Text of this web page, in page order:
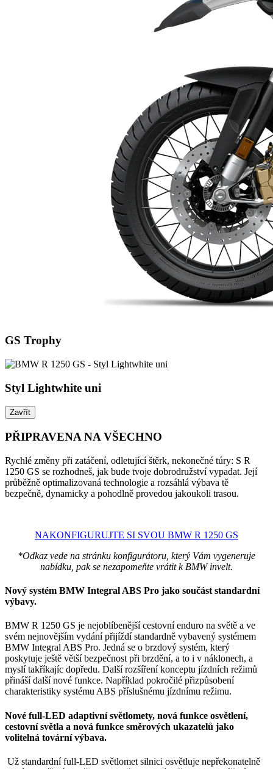
GS Trophy
Styl Lightwhite uni
Zavřít
PŘIPRAVENA NA VŠECHNO
Rychlé změny při zatáčení, odletující štěrk, nekonečné túry: S R
1250 GS se rozhodneš, jak bude tvoje dobrodružství vypadat. Její
průběžně optimalizovaná technologie a rozsáhlá výbava tě
bezpečně, dynamicky a pohodlně provedou jakoukoli trasou.
NAKONFIGURUJTE SI SVOU BMW R 1250 GS
*Odkaz vede na stránku konfigurátoru, který Vám vygeneruje
nabídku, pak se nezapomeňte vrátit k BMW invelt.
Nový systém BMW Integral ABS Pro jako součást standardní
výbavy.
BMW R 1250 GS je nejoblíbenější cestovní enduro na světě a ve
svém nejnovějším vydání přijíždí standardně vybavený systémem
BMW Integral ABS Pro. Jedná se o brzdový systém, který
poskytuje ještě větší bezpečnost při brzdění, a to i v náklonech, a
myslí takříkajíc dopředu. Další rozšíření konceptu jízdních režimů
přináší další nové funkce. Například pokročilé přizpůsobení
charakteristiky systému ABS příslušnému jízdnímu režimu.
Nové full-LED adaptivní světlomety, nová funkce osvětlení,
cestovní světla a nová funkce směrových ukazatelů jako
volitelná tovární výbava.
Už standardní full-LED světlomet silnici osvětluje nepřekonatelně